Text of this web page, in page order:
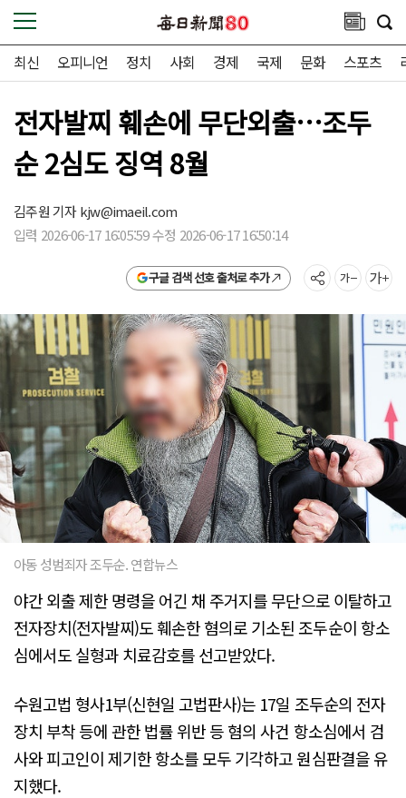
최신 오피니언 정치 사회 경제 국제 문화 스포츠
전자발찌 훼손에 무단외출…조두
순 2심도 징역 8월
김주원 기자kjw@imaeil.com
입력 2026-06-17 16:05:59 수정 2026-06-17 16:50:14
구글 검색 선호 출처로 추가
아동 성범죄자 조두순. 연합뉴스
야간 외출 제한 명령을 어긴 채 주거지를 무단으로 이탈하고
전자장치(전자발찌)도 훼손한 혐의로 기소된 조두순이 항소
심에서도 실형과 치료감호를 선고받았다.
수원고법 형사1부(신현일 고법판사)는 17일 조두순의 전자
장치 부착 등에 관한 법률 위반 등 혐의 사건 항소심에서 검
사와 피고인이 제기한 항소를 모두 기각하고 원심판결을 유
지했다.